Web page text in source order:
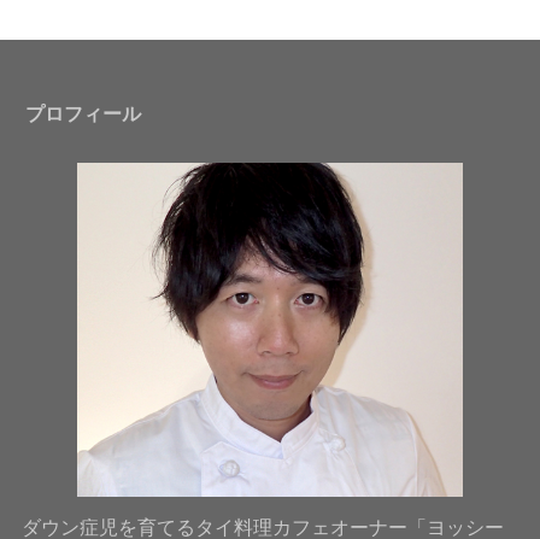
プロフィール
ダウン症児を育てるタイ料理カフェオーナー「ヨッシー